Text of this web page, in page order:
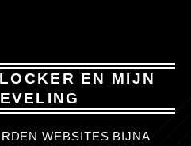
EN MIJN
WEBSITES BIJNA